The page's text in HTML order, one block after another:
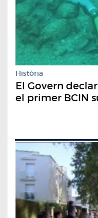
Història
El Govern
el primer BCIN